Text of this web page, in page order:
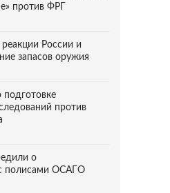
против ФРГ
России и
запасов оружия
подготовке
против
о
полисами ОСАГО